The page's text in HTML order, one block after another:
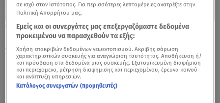
16.05.25, 21:00
Skoda 130 RS: Γενέθλια για τα 50 χρόνια
του
σε ισχύ στον Ιστότοπος. Για περισσότερες λεπτομέρειες ανατρέξτε στην
Πολιτική Απορρήτου μας.
Εμείς και οι συνεργάτες μας επεξεργαζόμαστε δεδομένα
προκειμένου να παρασχεθούν τα εξής:
Χρήση επακριβών δεδομένων γεωεντοπισμού. Ακριβής σάρωση
χαρακτηριστικών συσκευής για αναγνώριση ταυτότητας. Αποθήκευση ή/
και πρόσβαση στα δεδομένα μιας συσκευής. Εξατομικευμένη διαφήμιση
και περιεχόμενο, μέτρηση διαφήμισης και περιεχομένου, έρευνα κοινού
και ανάπτυξη υπηρεσιών.
Κατάλογος συνεργατών (προμηθευτές)